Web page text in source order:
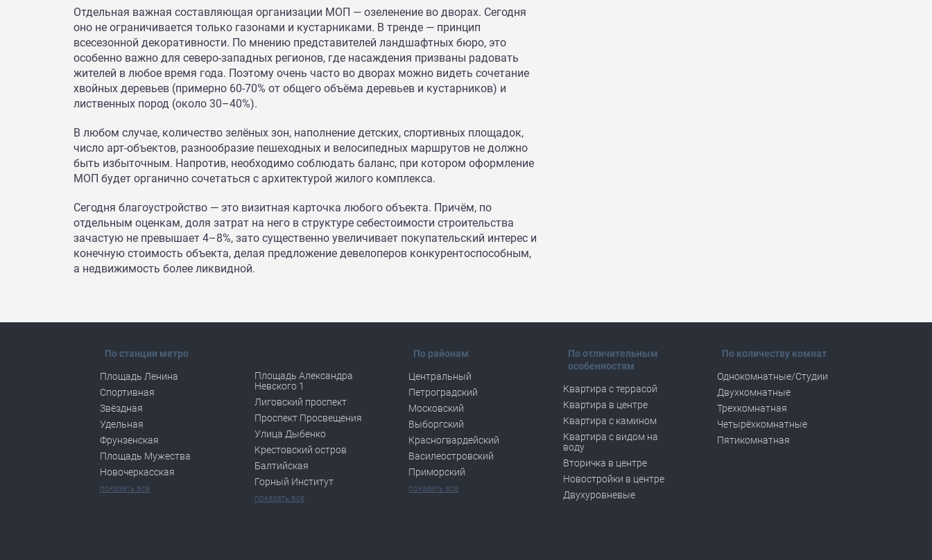
Отдельная важная составляющая организации МОП — озеленение во дворах. Сегодня
оно не ограничивается только газонами и кустарниками. В тренде — принцип
всесезонной декоративности. По мнению представителей ландшафтных бюро, это
особенно важно для северо-западных регионов, где насаждения призваны радовать
жителей в любое время года. Поэтому очень часто во дворах можно видеть сочетание
хвойных деревьев (примерно 60-70% от общего объёма деревьев и кустарников) и
лиственных пород (около 30–40%).
В любом случае, количество зелёных зон, наполнение детских, спортивных площадок,
число арт-объектов, разнообразие пешеходных и велосипедных маршрутов не должно
быть избыточным. Напротив, необходимо соблюдать баланс, при котором оформление
МОП будет органично сочетаться с архитектурой жилого комплекса.
Сегодня благоустройство — это визитная карточка любого объекта. Причём, по
отдельным оценкам, доля затрат на него в структуре себестоимости строительства
зачастую не превышает 4–8%, зато существенно увеличивает покупательский интерес и
конечную стоимость объекта, делая предложение девелоперов конкурентоспособным,
а недвижимость более ликвидной.
По станции метро
Площадь Ленина
Спортивная
Звёздная
Удельная
Фрунзенская
Площадь Мужества
Новочеркасская
показать все
Площадь Александра
Невского 1
Лиговский проспект
Проспект Просвещения
Улица Дыбенко
Крестовский остров
Балтийская
Горный Институт
показать все
По районам
Центральный
Петроградский
Московский
Выборгский
Красногвардейский
Василеостровский
Приморский
показать все
По отличительным
особенностям
Квартира с террасой
Квартира в центре
Квартира с камином
Квартира с видом на
воду
Вторичка в центре
Новостройки в центре
Двухуровневые
По количеству комнат
Однокомнатные/Студии
Двухкомнатные
Трехкомнатная
Четырёхкомнатные
Пятикомнатная